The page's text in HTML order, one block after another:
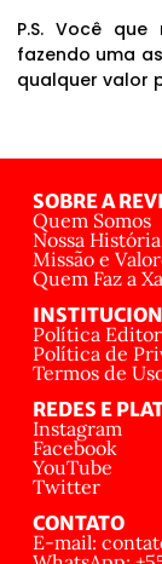
P.S. Você
fazendo uma
qualquer valor
SOBRE A
Quem Somos
Nossa História
Missão e
Quem Faz a
Política
Política de
Termos de
REDES E
Instagram
Facebook
YouTube
Twitter
CONTATO
E-mail: